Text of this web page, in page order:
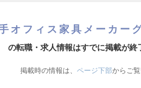
フィス家具メーカー
の転職・求人情報はすでに掲載が終
掲載時の情報は、 ページ下部からご覧